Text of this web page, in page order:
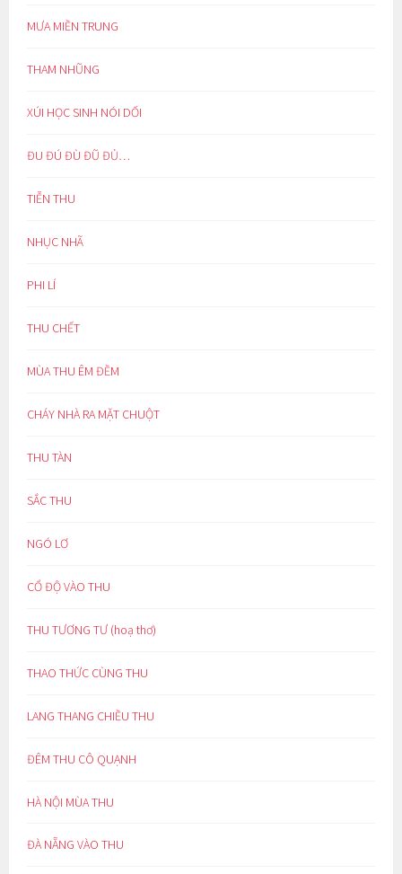
MƯA MIỀN TRUNG
THAM NHŨNG
XÚI HỌC SINH NÓI DỐI
ĐU ĐÚ ĐÙ ĐŨ ĐỦ…
TIỄN THU
NHỤC NHÃ
PHI LÍ
THU CHẾT
MÙA THU ÊM ĐỀM
CHÁY NHÀ RA MẶT CHUỘT
THU TÀN
SẮC THU
NGÓ LƠ
CỔ ĐỘ VÀO THU
THU TƯƠNG TƯ (hoạ thơ)
THAO THỨC CÙNG THU
LANG THANG CHIỀU THU
ĐÊM THU CÔ QUẠNH
HÀ NỘI MÙA THU
ĐÀ NẴNG VÀO THU